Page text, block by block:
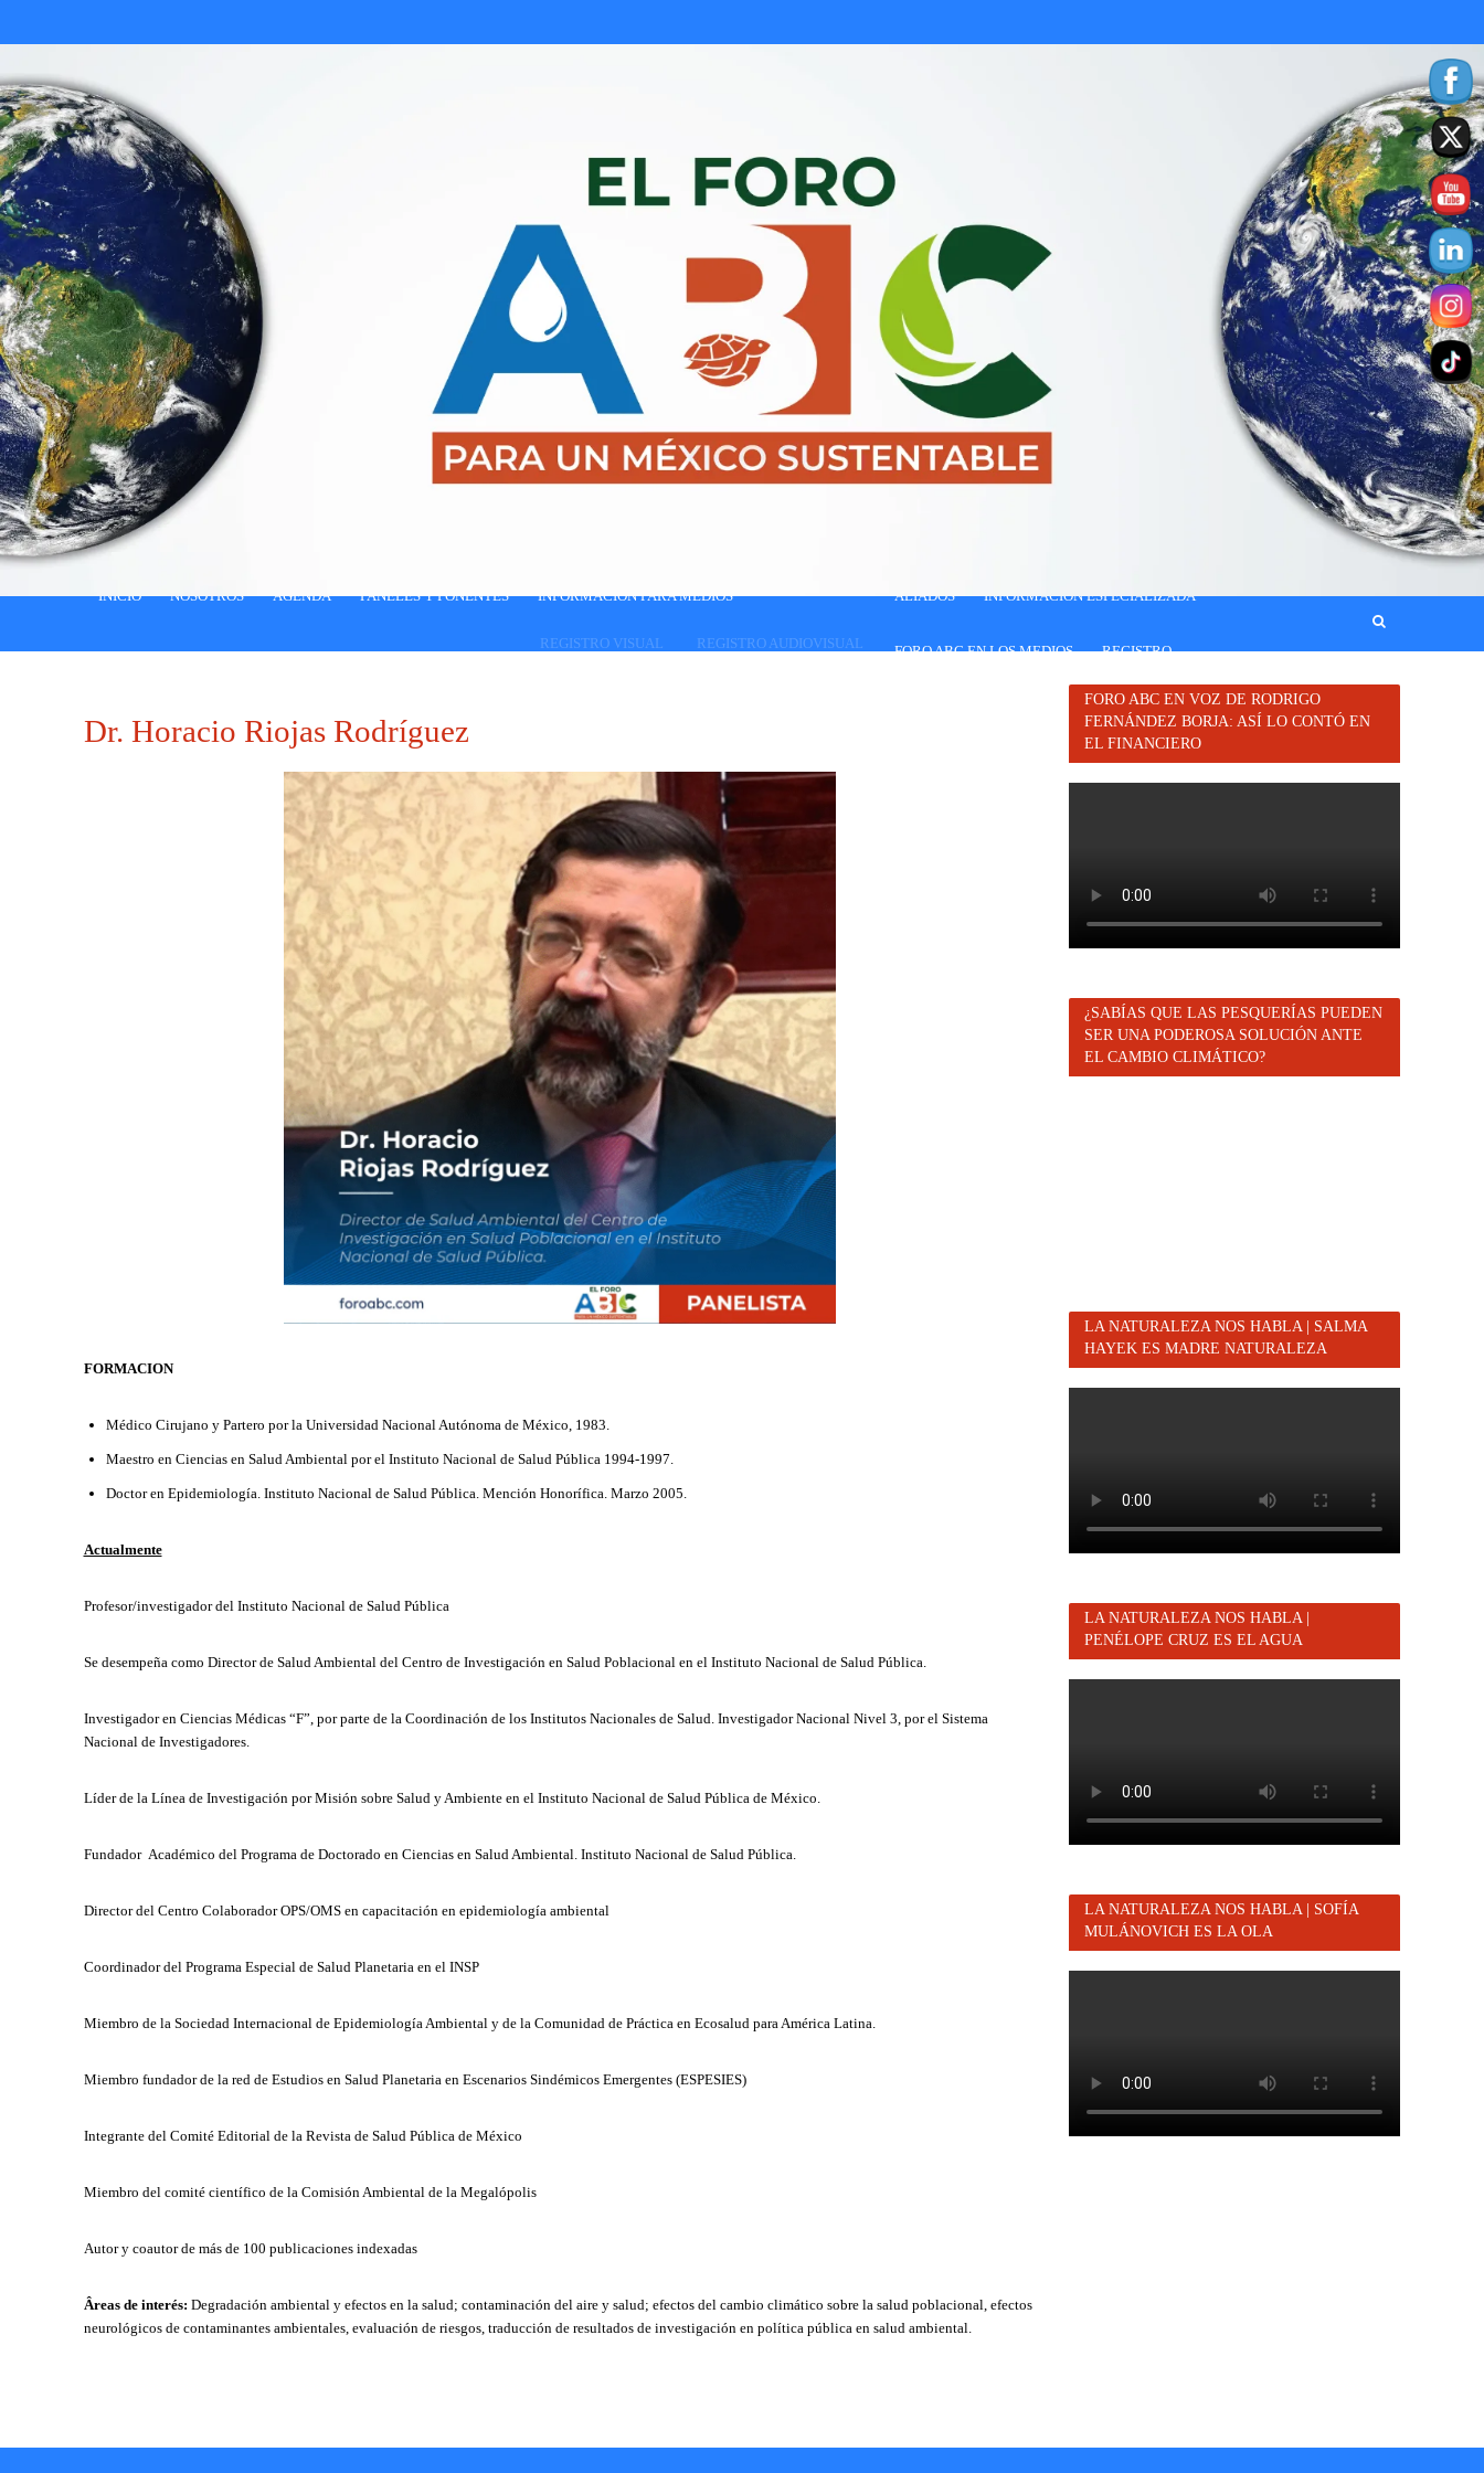
INICIO NOSOTROS AGENDA PANELES Y PONENTES INFORMACIÓN PARA MEDIOS
REGISTRO VISUAL REGISTRO AUDIOVISUAL
ALIADOS INFORMACIÓN ESPECIALIZADA
FORO ABC EN LOS MEDIOS REGISTRO
Dr. Horacio Riojas Rodríguez
FORMACION
Médico Cirujano y Partero por la Universidad Nacional Autónoma de México, 1983.
Maestro en Ciencias en Salud Ambiental por el Instituto Nacional de Salud Pública 1994-1997.
Doctor en Epidemiología. Instituto Nacional de Salud Pública. Mención Honorífica. Marzo 2005.
Actualmente
Profesor/investigador del Instituto Nacional de Salud Pública
Se desempeña como Director de Salud Ambiental del Centro de Investigación en Salud Poblacional en el Instituto Nacional de Salud Pública.
Investigador en Ciencias Médicas “F”, por parte de la Coordinación de los Institutos Nacionales de Salud. Investigador Nacional Nivel 3, por el Sistema
Nacional de Investigadores.
Líder de la Línea de Investigación por Misión sobre Salud y Ambiente en el Instituto Nacional de Salud Pública de México.
Fundador Académico del Programa de Doctorado en Ciencias en Salud Ambiental. Instituto Nacional de Salud Pública.
Director del Centro Colaborador OPS/OMS en capacitación en epidemiología ambiental
Coordinador del Programa Especial de Salud Planetaria en el INSP
Miembro de la Sociedad Internacional de Epidemiología Ambiental y de la Comunidad de Práctica en Ecosalud para América Latina.
Miembro fundador de la red de Estudios en Salud Planetaria en Escenarios Sindémicos Emergentes (ESPESIES)
Integrante del Comité Editorial de la Revista de Salud Pública de México
Miembro del comité científico de la Comisión Ambiental de la Megalópolis
Autor y coautor de más de 100 publicaciones indexadas
Âreas de interés: Degradación ambiental y efectos en la salud; contaminación del aire y salud; efectos del cambio climático sobre la salud poblacional, efectos
neurológicos de contaminantes ambientales, evaluación de riesgos, traducción de resultados de investigación en política pública en salud ambiental.
FORO ABC EN VOZ DE RODRIGO
FERNÁNDEZ BORJA: ASÍ LO CONTÓ EN
EL FINANCIERO
¿SABÍAS QUE LAS PESQUERÍAS PUEDEN
SER UNA PODEROSA SOLUCIÓN ANTE
EL CAMBIO CLIMÁTICO?
LA NATURALEZA NOS HABLA | SALMA
HAYEK ES MADRE NATURALEZA
LA NATURALEZA NOS HABLA |
PENÉLOPE CRUZ ES EL AGUA
LA NATURALEZA NOS HABLA | SOFÍA
MULÁNOVICH ES LA OLA